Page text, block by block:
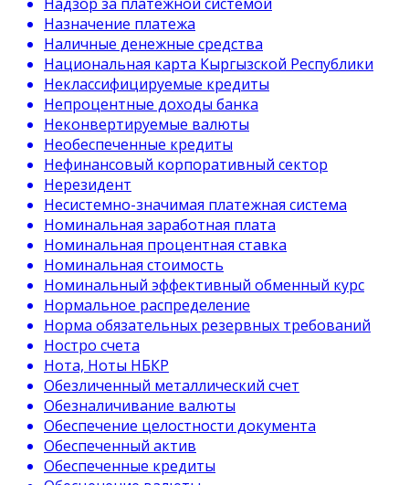
Назначение платежа
Наличные денежные средства
Национальная карта Кыргызской Республики
Неклассифицируемые кредиты
Непроцентные доходы банка
Неконвертируемые валюты
Необеспеченные кредиты
Нефинансовый корпоративный сектор
Нерезидент
Несистемно-значимая платежная система
Номинальная заработная плата
Номинальная процентная ставка
Номинальная стоимость
Номинальный эффективный обменный курс
Нормальное распределение
Норма обязательных резервных требований
Ностро счета
Нота, Ноты НБКР
Обезличенный металлический счет
Обезналичивание валюты
Обеспечение целостности документа
Обеспеченный актив
Обеспеченные кредиты